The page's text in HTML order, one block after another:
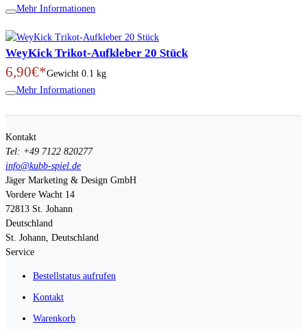
Mehr Informationen
WeyKick Trikot-Aufkleber 20 Stück
6,90€*Gewicht 0.1 kg
Mehr Informationen
Kontakt
Tel: +49 7122 820277
info@kubb-spiel.de
Jäger Marketing & Design GmbH
Vordere Wacht 14
72813 St. Johann
Deutschland
St. Johann, Deutschland
Service
Bestellstatus aufrufen
Kontakt
Warenkorb